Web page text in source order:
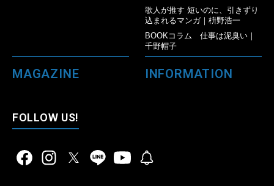
歌人が推す 短いのに、引きずり
込まれるマンガ｜枡野浩一
BOOKコラム 仕事は泥臭い｜
千野帽子
MAGAZINE INFORMATION
FOLLOW US!